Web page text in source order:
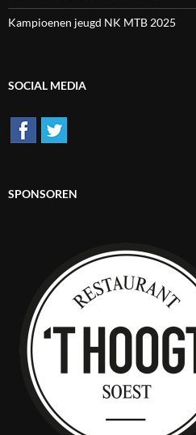
Kampioenen jeugd NK MTB 2025
SOCIAL MEDIA
SPONSOREN